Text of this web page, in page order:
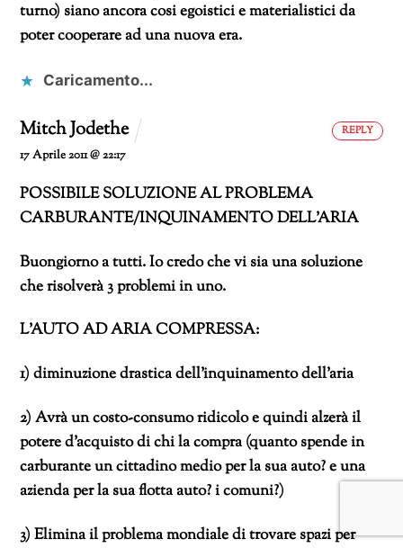
turno) siano ancora cosi egoistici e materialistici da
poter cooperare ad una nuova era.
Caricamento...
Mitch Jodethe
17 Aprile 2011 @ 22:17
POSSIBILE SOLUZIONE AL PROBLEMA
CARBURANTE/INQUINAMENTO DELL’ARIA
Buongiorno a tutti. Io credo che vi sia una soluzione
che risolverà 3 problemi in uno.
L’AUTO AD ARIA COMPRESSA:
1) diminuzione drastica dell’inquinamento dell’aria
2) Avrà un costo-consumo ridicolo e quindi alzerà il
potere d’acquisto di chi la compra (quanto spende in
carburante un cittadino medio per la sua auto? e una
azienda per la sua flotta auto? i comuni?)
3) Elimina il problema mondiale di trovare spazi per
REPLY